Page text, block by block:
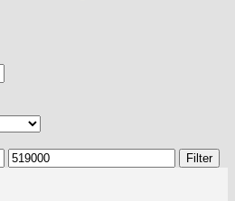
Max
price
Filter